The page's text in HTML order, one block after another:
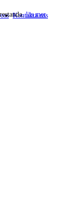
läs mer
Kontakta oss